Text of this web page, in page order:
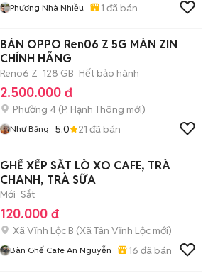
Phương Nhà Nhiều 1 đã bán
BÁN OPPO Ren06 Z 5G MÀN ZIN
CHÍNH HÃNG
Reno6 Z 128 GB Hết bảo hành
2.500.000 đ
Phường 4 (P. Hạnh Thông mới)
Như Băng 5.0 21 đã bán
GHẾ XẾP SẮT LÒ XO CAFE, TRÀ
CHANH, TRÀ SỮA
Mới Sắt
120.000 đ
Xã Vĩnh Lộc B (Xã Tân Vĩnh Lộc mới)
Bàn Ghế Cafe An Nguyễn 16 đã bán